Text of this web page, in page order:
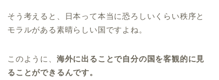
そう考えると、日本って本当に恐ろしいくらい秩序と
モラルがある素晴らしい国ですよね。
このように、 海外に出ることで自分の国を客観的に見
ることができるんです。